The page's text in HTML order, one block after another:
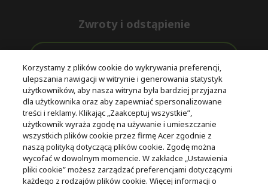
Zwroty i odstąpienie
Darmowa
ekspresowa
dostawa
Wsparcie
przed i po
zakupie
Bezpieczne
płatności
© 2025 Acer Inc.
Firma CPYou BV jest autoryzowanym sprzedawcą produktów i
usług oferowanych w tym sklepie.
Korzystamy z plików cookie do wykrywania preferencji,
ulepszania nawigacji w witrynie i generowania statystyk
użytkowników, aby nasza witryna była bardziej przyjazna
dla użytkownika oraz aby zapewniać spersonalizowane
treści i reklamy. Klikając „Zaakceptuj wszystkie”,
użytkownik wyraża zgodę na używanie i umieszczanie
wszystkich plików cookie przez firmę Acer zgodnie z
naszą polityką dotyczącą plików cookie. Zgodę można
wycofać w dowolnym momencie. W zakładce „Ustawienia
pliki cookie” możesz zarządzać preferencjami dotyczącymi
każdego z rodzajów plików cookie. Więcej informacji o